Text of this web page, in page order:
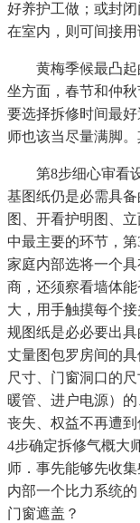
好养护工做；或封
在室内，则可间接用
黄梅季候最凸起
坐方面，春节和仲
要选择拆修时间最
师也该当尽量满脚
第8步细心审看设
基图纸仍是必需具
图、开看护明图、
中最主要的环节，
家庭内部选将一个
商，还须察看墙体
大，用手触摸每个
规图纸是必必要出
丈量图包罗房间的
尺寸、门窗洞口的
暖管、进户电源）
丧失、权益不再遭
4步确定拆修气概大
师．事先能够先收
内部一个比力系统
门窗遮盖？